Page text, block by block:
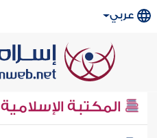
عربي
المكتبة الإسلامية